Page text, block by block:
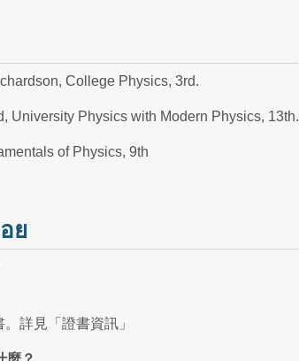
College Physics, 3rd.
University Physics with Modern Physics, 13th.
of Physics, 9th
ย
詳見「證書資訊」